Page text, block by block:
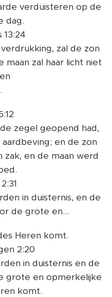
verduisteren op de
dag.
13:24
zal de zon
zal haar licht niet
zegel geopend had,
en de zon
en de maan werd
in duisternis, en de
de grote en...
Heren komt.
2:20
in duisternis en de
grote en opmerkelijke
komt.